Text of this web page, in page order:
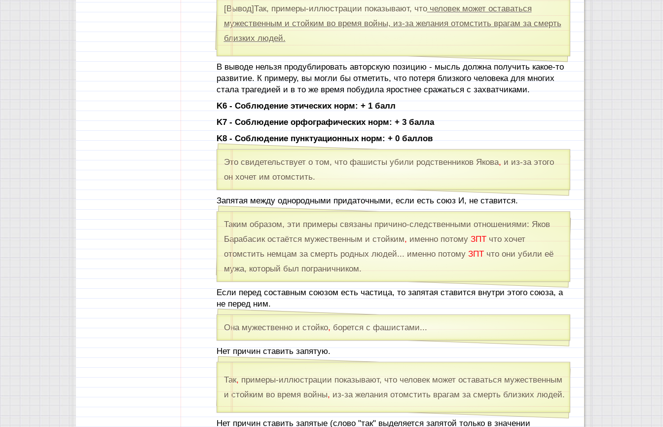
[Вывод]Так, примеры-иллюстрации показывают, чточеловек может оставаться
мужественным и стойким во время войны, из-за желания отомстить врагам за смерть
близких людей.
В выводе нельзя продублировать авторскую позицию - мысль должна получить какое-то
развитие. К примеру, вы могли бы отметить, что потеря близкого человека для многих
стала трагедией и в то же время побудила яростнее сражаться с захватчиками.
K6 - Соблюдение этических норм: + 1 балл
K7 - Соблюдение орфографических норм: + 3 балла
K8 - Соблюдение пунктуационных норм: + 0 баллов
Это свидетельствует о том, что фашисты убили родственников Якова, и из-за этого
он хочет им отомстить.
Запятая между однородными придаточными, если есть союз И, не ставится.
Таким образом, эти примеры связаны причино-следственными отношениями: Яков
Барабасик остаётся мужественным и стойким, именно потому ЗПТ что хочет
отомстить немцам за смерть родных людей... именно потому ЗПТчто они убили её
мужа, который был пограничником.
Если перед составным союзом есть частица, то запятая ставится внутри этого союза, а
не перед ним.
Она мужественно и стойко, борется с фашистами...
Нет причин ставить запятую.
Так, примеры-иллюстрации показывают, что человек может оставаться мужественным
и стойким во время войны, из-за желания отомстить врагам за смерть близких людей.
Нет причин ставить запятые (слово "так" выделяется запятой только в значении